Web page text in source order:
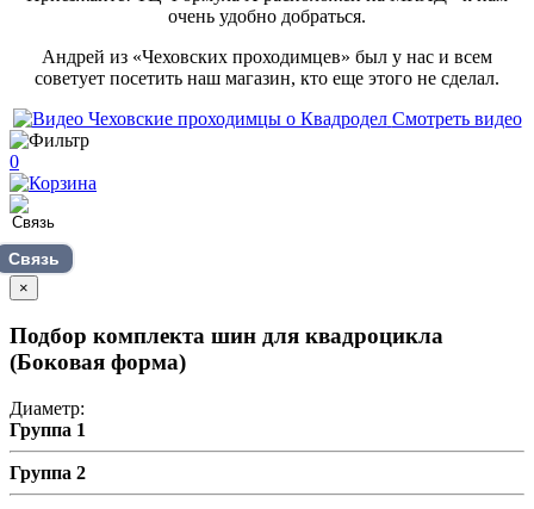
очень удобно добраться.
Андрей из «Чеховских проходимцев» был у нас и всем
советует посетить наш магазин, кто еще этого не сделал.
Смотреть видео
0
Связь
×
Подбор комплекта шин для квадроцикла
(Боковая форма)
Диаметр:
Группа 1
Группа 2